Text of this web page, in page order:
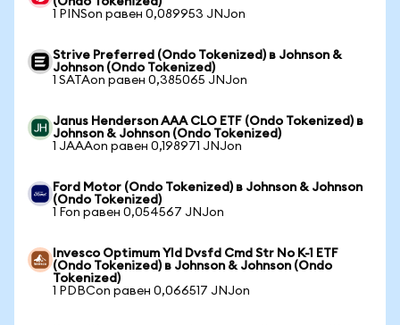
1 PINSon равен 0,089953 JNJon
Strive Preferred (Ondo Tokenized) в Johnson &
Johnson (Ondo Tokenized)
1 SATAon равен 0,385065 JNJon
Janus Henderson AAA CLO ETF (Ondo Tokenized) в
Johnson & Johnson (Ondo Tokenized)
1 JAAAon равен 0,198971 JNJon
Ford Motor (Ondo Tokenized) в Johnson & Johnson
(Ondo Tokenized)
1 Fon равен 0,054567 JNJon
Invesco Optimum Yld Dvsfd Cmd Str No K-1 ETF
(Ondo Tokenized) в Johnson & Johnson (Ondo
Tokenized)
1 PDBCon равен 0,066517 JNJon